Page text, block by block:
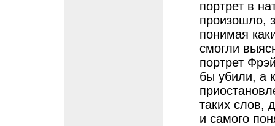
портрет в
произошло,
понимая
смогли
портрет
бы убили, а
таких слов,
и самого